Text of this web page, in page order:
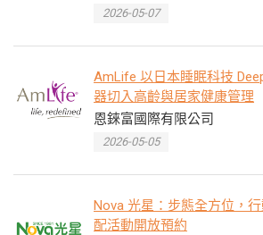
2026-05-07
AmLife 以日本睡眠科技
器切入高齡與居家健康管理
恩錸富國際有限公司
2026-05-05
Nova 光星：步態全方位，
配活動開放預約